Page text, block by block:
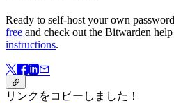
Ready to self-host your own
free and check out the Bitwarden
instructions.
リンクをコピーしました！